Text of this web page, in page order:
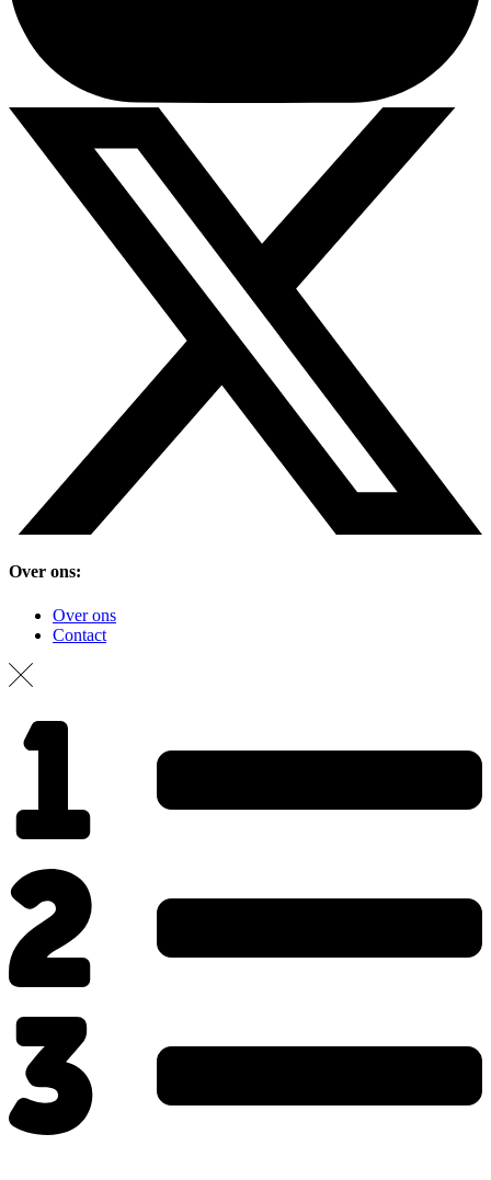
Over ons:
Over ons
Contact